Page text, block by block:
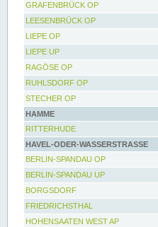
GRAFENBRÜCK OP
LEESENBRÜCK OP
LIEPE OP
LIEPE UP
RAGÖSE OP
RUHLSDORF OP
STECHER OP
HAMME
RITTERHUDE
HAVEL-ODER-WASSERSTRASSE
BERLIN-SPANDAU OP
BERLIN-SPANDAU UP
BORGSDORF
FRIEDRICHSTHAL
HOHENSAATEN WEST AP